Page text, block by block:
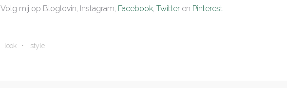
Volg mij op Bloglovin, Instagram, Facebook Twitter en Pinterest
look style